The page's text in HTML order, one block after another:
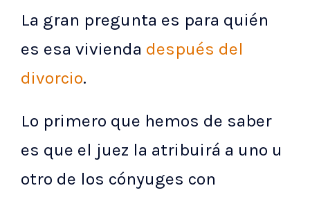
La gran pregunta es para quién
es esa vivienda después del
divorcio.
Lo primero que hemos de saber
es que el juez la atribuirá a uno u
otro de los cónyuges con